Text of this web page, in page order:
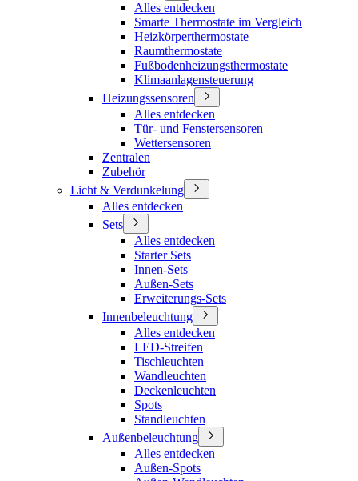
Alles entdecken
Smarte Thermostate im Vergleich
Heizkörperthermostate
Raumthermostate
Fußbodenheizungsthermostate
Klimaanlagensteuerung
Heizungssensoren
Alles entdecken
Tür- und Fenstersensoren
Wettersensoren
Zentralen
Zubehör
Licht & Verdunkelung
Alles entdecken
Sets
Alles entdecken
Starter Sets
Innen-Sets
Außen-Sets
Erweiterungs-Sets
Innenbeleuchtung
Alles entdecken
LED-Streifen
Tischleuchten
Wandleuchten
Deckenleuchten
Spots
Standleuchten
Außenbeleuchtung
Alles entdecken
Außen-Spots